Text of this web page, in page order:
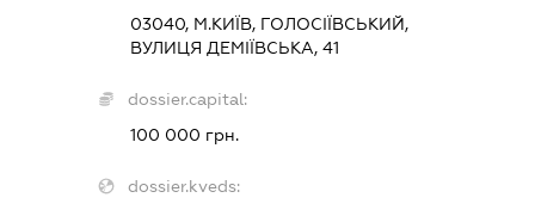
03040, М.КИЇВ, ГОЛОСІЇВСЬКИЙ,
ВУЛИЦЯ ДЕМІЇВСЬКА, 41
dossier.capital:
100 000 грн.
dossier.kveds: